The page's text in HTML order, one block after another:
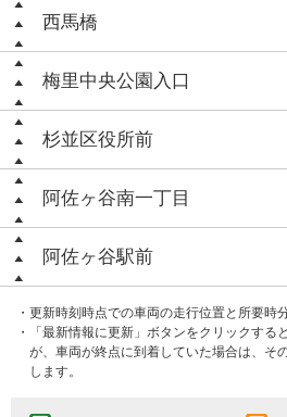
西馬橋
梅里中央公園入口
杉並区役所前
阿佐ヶ谷南一丁目
阿佐ヶ谷駅前
・更新時刻時点での車両の走行位置と所要時
・「最新情報に更新」ボタンをクリックする
が、車両が終点に到着していた場合は、そ
します。